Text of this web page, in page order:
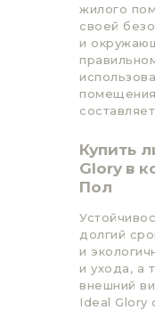
жилого
своей
и
Купить
Glory в
Пол
долгий
и
и ухода, а
внешний
Ideal Glory